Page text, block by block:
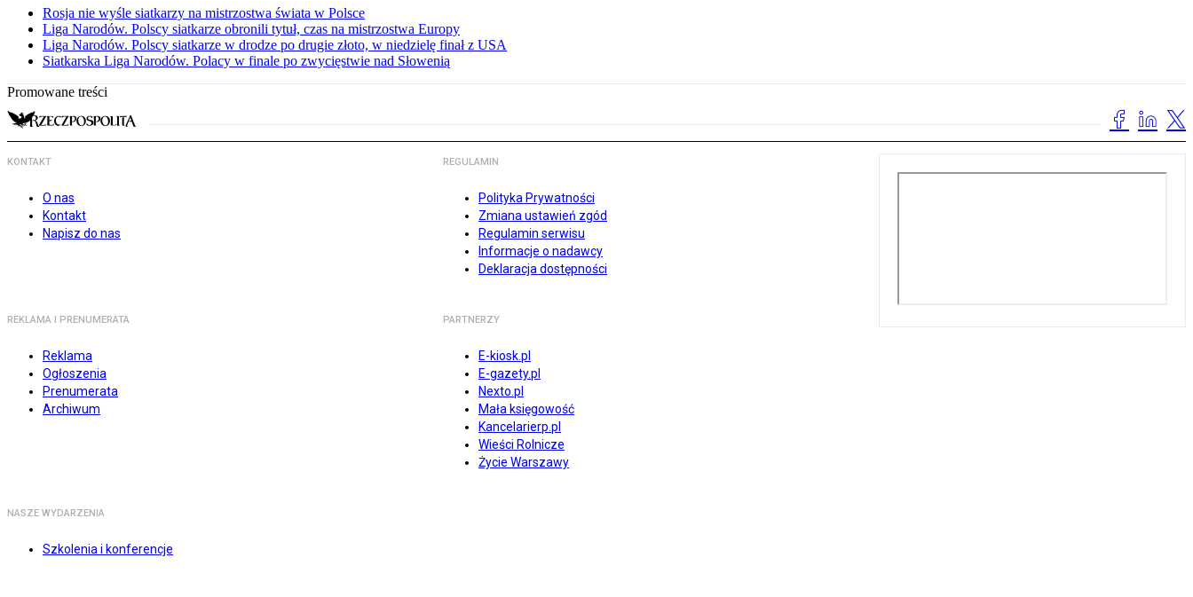
Rosja nie wyśle siatkarzy na mistrzostwa świata w Polsce
Liga Narodów. Polscy siatkarze obronili tytuł, czas na mistrzostwa Europy
Liga Narodów. Polscy siatkarze w drodze po drugie złoto, w niedzielę finał z USA
Siatkarska Liga Narodów. Polacy w finale po zwycięstwie nad Słowenią
Promowane treści
KONTAKT
O nas
Kontakt
Napisz do nas
REGULAMIN
Polityka Prywatności
Zmiana ustawień zgód
Regulamin serwisu
Informacje o nadawcy
Deklaracja dostępności
REKLAMA I PRENUMERATA
Reklama
Ogłoszenia
Prenumerata
Archiwum
PARTNERZY
E-kiosk.pl
E-gazety.pl
Nexto.pl
Mała księgowość
Kancelarierp.pl
Wieści Rolnicze
Życie Warszawy
NASZE WYDARZENIA
Szkolenia i konferencje